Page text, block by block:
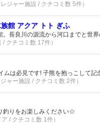
レジャー施設 / クチコミ数 5件）
館 アクア トト ぎふ
。長良川の源流から河口までと世
/ クチコミ数 17件）
ムは必見です! 子熊を抱っこして記
ジャー施設 / クチコミ数 2件）
釣りをお楽しみください☆
/ クチコミ数 1件）